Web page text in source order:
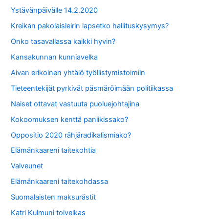
Ystävänpäivälle 14.2.2020
Kreikan pakolaisleirin lapsetko hallituskysymys?
Onko tasavallassa kaikki hyvin?
Kansakunnan kunniavelka
Aivan erikoinen yhtälö työllistymistoimiin
Tieteentekijät pyrkivät päsmäröimään politiikassa
Naiset ottavat vastuuta puoluejohtajina
Kokoomuksen kenttä paniikissako?
Oppositio 2020 rähjäradikalismiako?
Elämänkaareni taitekohtia
Valveunet
Elämänkaareni taitekohdassa
Suomalaisten maksurästit
Katri Kulmuni toiveikas